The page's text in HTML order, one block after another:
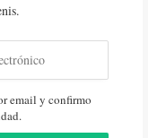
email y confirmo